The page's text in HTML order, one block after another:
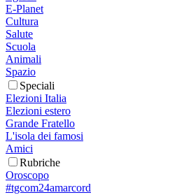
E-Planet
Cultura
Salute
Scuola
Animali
Spazio
Speciali
Elezioni Italia
Elezioni estero
Grande Fratello
L'isola dei famosi
Amici
Rubriche
Oroscopo
#tgcom24amarcord